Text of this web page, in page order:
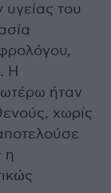
του
Η
ήταν
χωρίς
η